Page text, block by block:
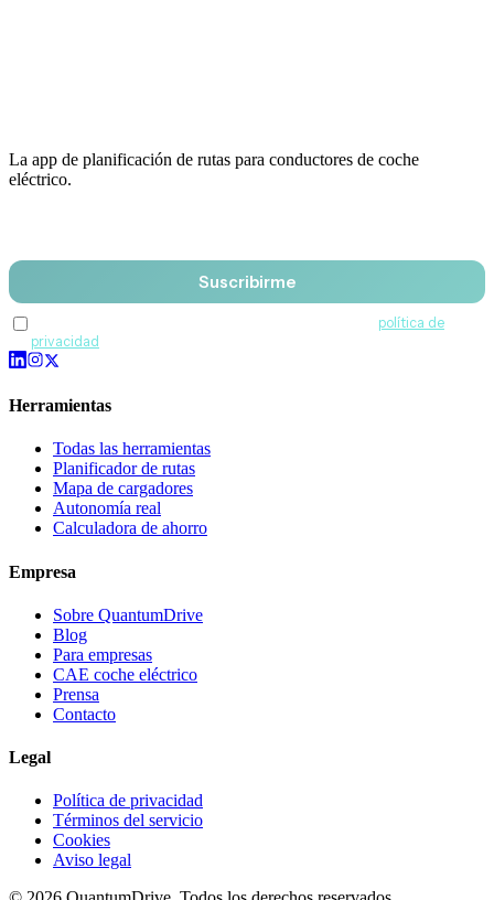
La app de planificación de rutas para conductores de coche
eléctrico.
Suscribirme
política de
privacidad
Herramientas
Todas las herramientas
Planificador de rutas
Mapa de cargadores
Autonomía real
Calculadora de ahorro
Empresa
Sobre QuantumDrive
Blog
Para empresas
CAE coche eléctrico
Prensa
Contacto
Legal
Política de privacidad
Términos del servicio
Cookies
Aviso legal